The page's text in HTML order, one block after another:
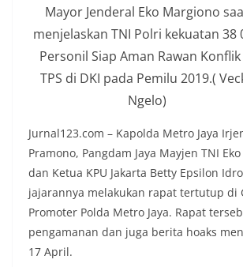
Mayor Jenderal Eko Margiono
menjelaskan TNI Polri kekuatan 38
Personil Siap Aman Rawan
TPS di DKI pada Pemilu 2019.(
Ngelo)
Jurnal123.com – Kapolda Metro Jaya
Pramono, Pangdam Jaya Mayjen TNI
dan Ketua KPU Jakarta Betty Epsilon
jajarannya melakukan rapat tertutup di
Promoter Polda Metro Jaya. Rapat
pengamanan dan juga berita hoaks
17 April.